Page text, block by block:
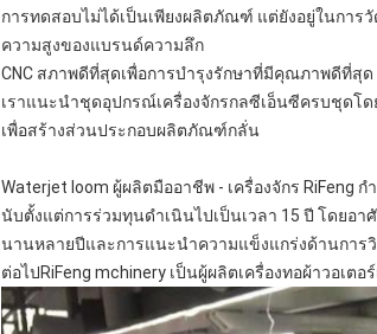
การทดสอบไม่ได้เป็นเพียงผลิตภัณฑ์ แต่ยังอยู่ในการวั
ความสูงของแบรนด์ความลึก
CNC สภาพดีที่สุดเพื่อการบำรุงรักษาที่มีคุณภาพดีที่สุด
เราแนะนำชุดอุปกรณ์เครื่องจักรกลซีเอ็นซีครบชุดโด
เพื่อสร้างส่วนประกอบผลิตภัณฑ์กลั่น
Waterjet loom ผู้ผลิตมืออาชีพ - เครื่องจักร RiFeng ก
นับตั้งแต่การร่วมทุนดำเนินไปเป็นเวลา 15 ปี โดยอ
นานหลายปีและการแนะนำความแข็งแกร่งด้านการ
ต่อไปRiFeng mchinery เป็นผู้ผลิตเครื่องทอผ้าวอเต